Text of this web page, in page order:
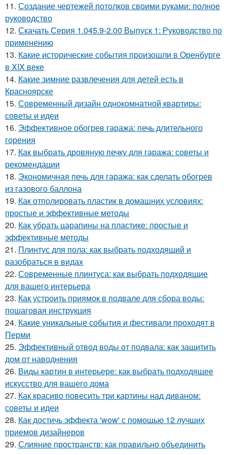
11. Создание чертежей потолков своими руками: полное
руководство
12. Скачать Серия 1.045.9-2.00 Выпуск 1: Руководство по
применению
13. Какие исторические события произошли в Оренбурге
в XIX веке
14. Какие зимние развлечения для детей есть в
Красноярске
15. Современный дизайн однокомнатной квартиры:
советы и идеи
16. Эффективное обогрев гаража: печь длительного
горения
17. Как выбрать дровяную печку для гаража: советы и
рекомендации
18. Экономичная печь для гаража: как сделать обогрев
из газового баллона
19. Как отполировать пластик в домашних условиях:
простые и эффективные методы
20. Как убрать царапины на пластике: простые и
эффективные методы
21. Плинтус для пола: как выбрать подходящий и
разобраться в видах
22. Современные плинтуса: как выбрать подходящие
для вашего интерьера
23. Как устроить приямок в подвале для сбора воды:
пошаговая инструкция
24. Какие уникальные события и фестивали проходят в
Перми
25. Эффективный отвод воды от подвала: как защитить
дом от наводнения
26. Виды картин в интерьере: как выбрать подходящее
искусство для вашего дома
27. Как красиво повесить три картины над диваном:
советы и идеи
28. Как достичь эффекта 'wow' с помощью 12 лучших
приемов дизайнеров
29. Слияние пространств: как правильно объединить